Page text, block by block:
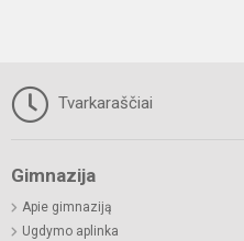
Tvarkaraščiai
Gimnazija
Apie gimnaziją
Ugdymo aplinka